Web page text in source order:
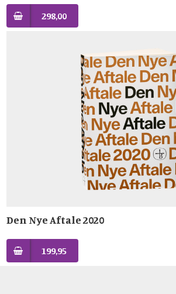
298,00
Den Nye Aftale 2020
199,95